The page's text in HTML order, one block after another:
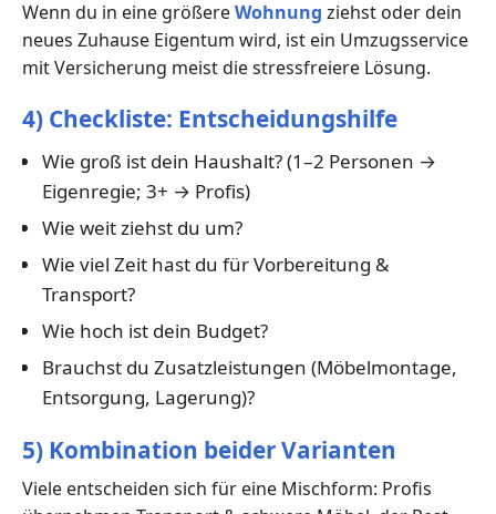
Wenn du in eine größereWohnung ziehst oder dein
neues Zuhause Eigentum wird, ist ein Umzugsservice
mit Versicherung meist die stressfreiere Lösung.
4) Checkliste: Entscheidungshilfe
Wie groß ist dein Haushalt? (1–2 Personen →
Eigenregie; 3+ → Profis)
Wie weit ziehst du um?
Wie viel Zeit hast du für Vorbereitung &
Transport?
Wie hoch ist dein Budget?
Brauchst du Zusatzleistungen (Möbelmontage,
Entsorgung, Lagerung)?
5) Kombination beider Varianten
Viele entscheiden sich für eine Mischform: Profis